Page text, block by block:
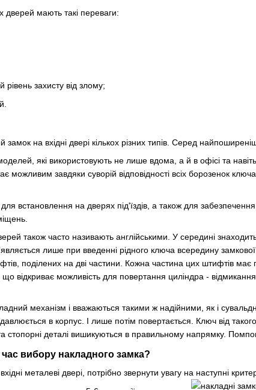
дверей мають такі переваги:
рівень захисту від злому;
на вхідні двері кількох різних типів. Серед
які використовують не лише вдома, а й в офісі та
можливим завдяки суворій відповідності всіх борозенок
встановлення на дверях під'їздів, а також для
також часто називають англійськими. У середині
лише при введенні рідного ключа всередину
поділених на дві частини. Кожна частина цих штифтів
що відкриває можливість для повертання циліндра -
механізм і вважаються такими ж надійними, як і
в корпус. І лише потім повертається. Ключ від
та стопорні деталі вишикуються в правильному напрямку.
вибору накладного замка?
металеві двері, потрібно звернути увагу на наступні